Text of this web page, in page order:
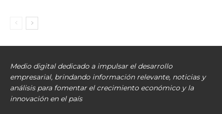
Medio digital dedicado a impulsar el desarrollo
empresarial, brindando información relevante, noticias y
análisis para fomentar el crecimiento económico y la
innovación en el país